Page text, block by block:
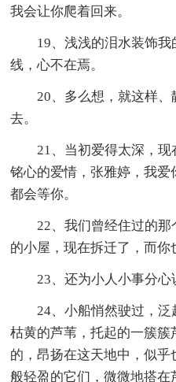
我会让你爬着回来。
19、浅浅的泪水装饰
线，心不在焉。
20、多么想，就这样
去。
21、当初爱得太深，
铭心的爱情，张雅婷，我
都会等你。
22、我们曾经住过的
的小屋，现在拆迁了，而你
23、还为小人小事分心
24、小船悄然驶过，
枯黄的芦苇，托起的一簇簇
的，昂扬在这天地中，似
般轻盈的它们，微微地搭